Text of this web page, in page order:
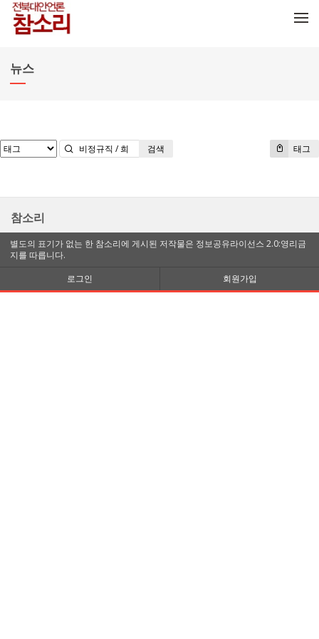
뉴스
태그
검색
참소리
별도의 표기가 없는 한 참소리에 게시된 저작물은 정보공유라이선스 2.0:영리금
지를 따릅니다.
로그인
회원가입